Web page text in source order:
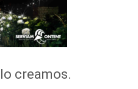
creamos.